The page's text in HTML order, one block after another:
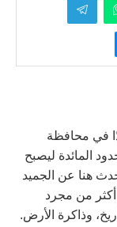
في محافظة
المائدة ليصبح
هنا عن الجميد
أكثر من مجرد
وذاكرة الأرض.